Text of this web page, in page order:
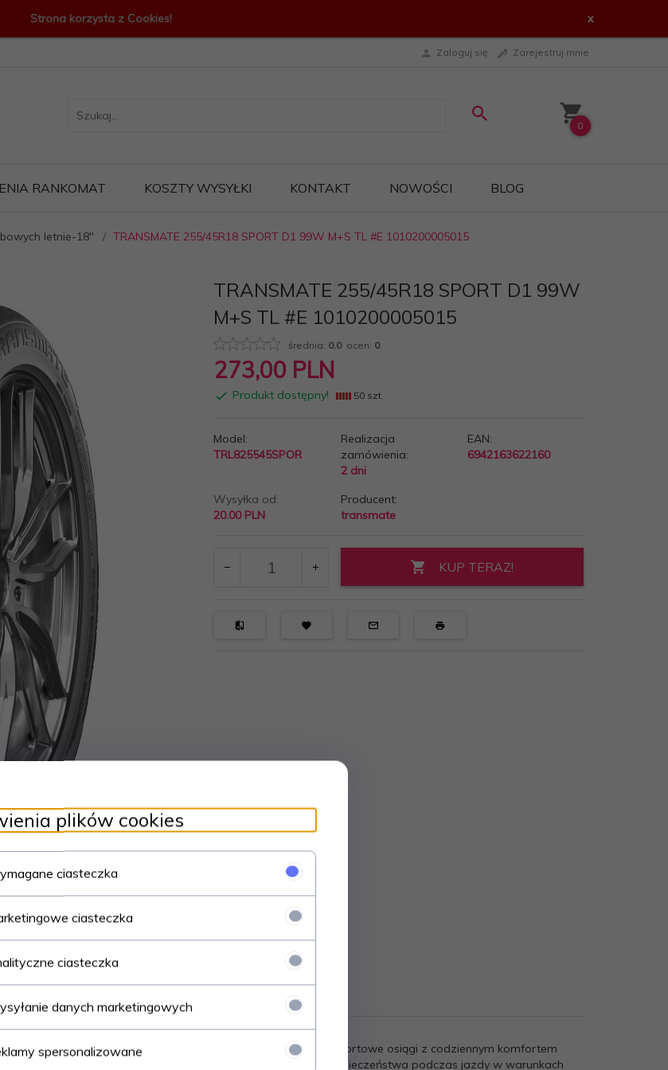
Strona korzysta z Cookies! x
Zaloguj się Zarejestruj mnie
0
RANKOMAT KOSZTY WYSYŁKI KONTAKT NOWOŚCI BLOG
letnie-18" TRANSMATE 255/45R18 SPORT D1 99W M+S TL #E 1010200005015
TRANSMATE 255/45R18 SPORT D1 99W
M+S TL #E 1010200005015
średnia: 0.0ocen: 0
273,00 PLN
Produkt dostępny! 50 szt.
Model:
TRL825545SPOR
Realizacja
zamówienia:
2 dni
EAN:
6942163622160
Wysyłka od:
20.00 PLN
Producent:
transmate
KUP TERAZ!
Klientów
rozwiązanie dedykowane samochodom osobowym, łączące sportowe osiągi z codziennym komfortem
oczekujących stabilności, precyzji prowadzenia oraz bezpieczeństwa podczas jazdy w warunkach
plików cookies
ciasteczka
ciasteczka
ciasteczka
danych marketingowych
spersonalizowane